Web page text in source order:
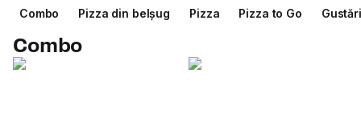
Combo Pizza din belșug Pizza Pizza to Go Gustări
Combo